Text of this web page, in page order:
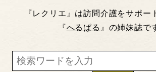
『レクリエ』は訪問介護をサポー
『へるぱる 』の姉妹誌で